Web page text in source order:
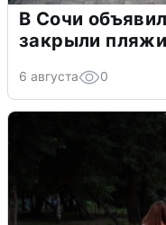
В Сочи
закрыли пляжи
6 августа 0